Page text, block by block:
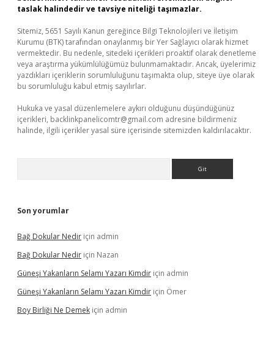
taslak halindedir ve tavsiye niteliği taşımazlar.
Sitemiz, 5651 Sayılı Kanun gereğince Bilgi Teknolojileri ve İletişim
Kurumu (BTK) tarafından onaylanmış bir Yer Sağlayıcı olarak hizmet
vermektedir. Bu nedenle, sitedeki içerikleri proaktif olarak denetleme
veya araştırma yükümlülüğümüz bulunmamaktadır. Ancak, üyelerimiz
yazdıkları içeriklerin sorumluluğunu taşımakta olup, siteye üye olarak
bu sorumluluğu kabul etmiş sayılırlar.
Hukuka ve yasal düzenlemelere aykırı olduğunu düşündüğünüz
içerikleri, backlinkpanelicomtr@gmail.com adresine bildirmeniz
halinde, ilgili içerikler yasal süre içerisinde sitemizden kaldırılacaktır.
Son yorumlar
Bağ Dokular Nedir için admin
Bağ Dokular Nedir için Nazan
Güneşi Yakanların Selamı Yazarı Kimdir için admin
Güneşi Yakanların Selamı Yazarı Kimdir için Ömer
Boy Birliği Ne Demek için admin